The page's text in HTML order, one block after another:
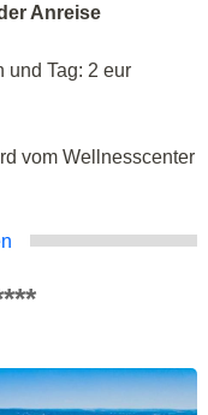
Anreise
und Tag: 2 eur
vom Wellnesscenter